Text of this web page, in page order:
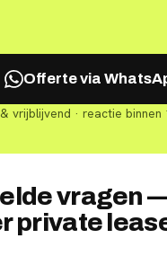
Offerte via
vrijblijvend · reactie binnen
vragen
private